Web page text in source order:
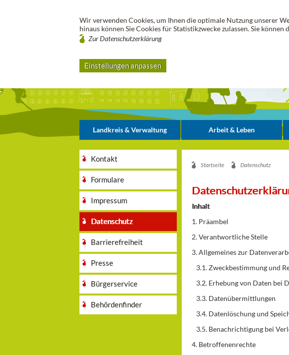
Wir verwenden Cookies, um Ihnen die optimale Nutzung unserer
hinaus können Sie Cookies für Statistikzwecke zulassen. Sie können
Zur Datenschutzerklärung
Einstellungen anpassen
Landkreis & Verwaltung Arbeit & Leben
Kontakt
Formulare
Impressum
Datenschutz
Barrierefreiheit
Presse
Bürgerservice
Behördenfinder
Startseite Datenschutz
Inhalt
1. Präambel
2. Verantwortliche Stelle
3. Allgemeines zur
3.1. Zweckbestimmung und
3.2. Erhebung von Daten bei
3.3. Datenübermittlungen
3.4. Datenlöschung und
3.5. Benachrichtigung bei
4. Betroffenenrechte